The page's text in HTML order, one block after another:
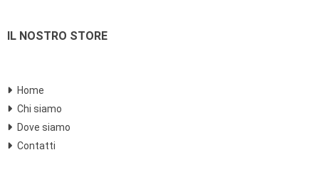
IL NOSTRO STORE
Home
Chi siamo
Dove siamo
Contatti